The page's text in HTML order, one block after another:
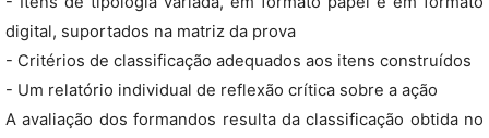
digital, suportados na matriz da prova
- Critérios de classificação adequados aos itens construídos
- Um relatório individual de reflexão crítica sobre a ação
A avaliação dos formandos resulta da classificação obtida no